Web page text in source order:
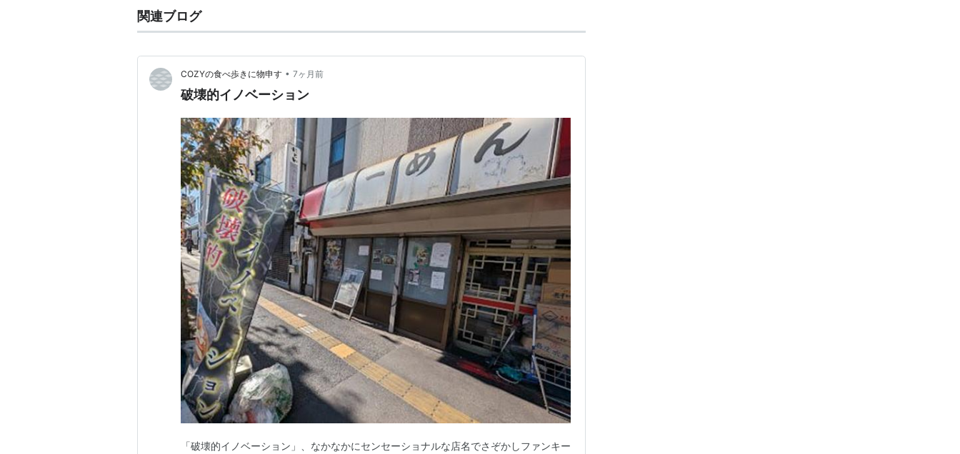
○リスト：駅キーワード
:理工学部に直結する西早稲田駅の開通による、来校者の混乱を避けるため、2008年
4月1日をもって、西早稲田キャンパスから改称
関連ブログ
COZYの食べ歩きに物申す • 7ヶ月前
破壊的イノベーション
「破壊的イノベーション」、なかなかにセンセーショナルな店名でさぞかしファンキー